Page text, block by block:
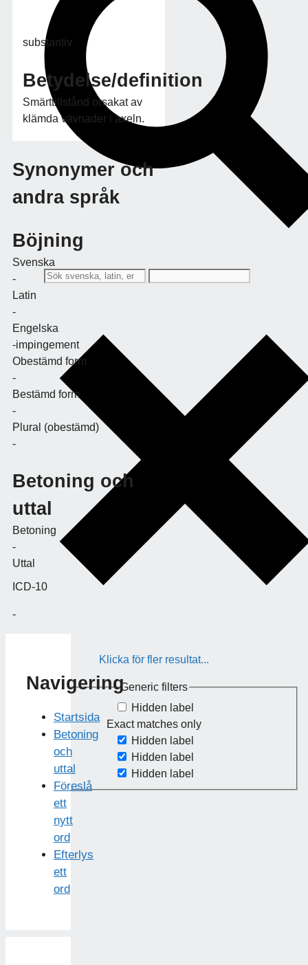
Klicka för fler resultat...
Generic filters
Hidden label
Exact matches only
Hidden label
Hidden label
Hidden label
substantiv
Betydelse/definition
Smärttillstånd orsakat av
klämda vävnader i axeln.
Synonymer och
andra språk
Böjning
Svenska
-
Latin
-
Engelska
-impingement
Obestämd form
-
Bestämd form
-
Plural (obestämd)
-
Betoning och
uttal
Betoning
-
Uttal
ICD-10
-
Navigering
Startsida
Betoning
och
uttal
Föreslå
ett
nytt
ord
Efterlys
ett
ord